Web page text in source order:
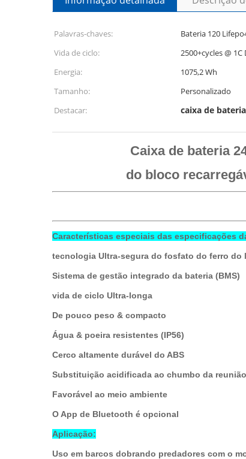
Palavras-chaves: Bateria 120
Vida de ciclo:
2500+cycles @ 1C
Energia:
1075,2 Wh
Tamanho:
Personalizado
Destacar:
caixa de
Caixa de bateria
do bloco
Características especiais das especificações
tecnologia Ultra-segura do fosfato do ferro do
Sistema de gestão integrado da bateria (BMS)
vida de ciclo Ultra-longa
De pouco peso & compacto
Água & poeira resistentes (IP56)
Cerco altamente durável do ABS
Substituição acidificada ao chumbo da
Favorável ao meio ambiente
O App de Bluetooth é opcional
Aplicação:
Uso em barcos dobrando predadores com o